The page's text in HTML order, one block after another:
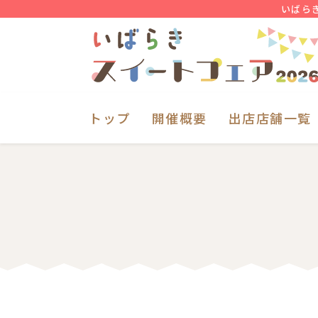
いばら
トップ 開催概要 出店店舗一覧